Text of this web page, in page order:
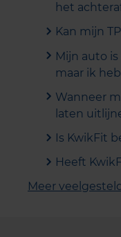
het
Kan mijn
Mijn auto
maar ik
Wanneer
laten
Is KwikFit
Heeft
Meer